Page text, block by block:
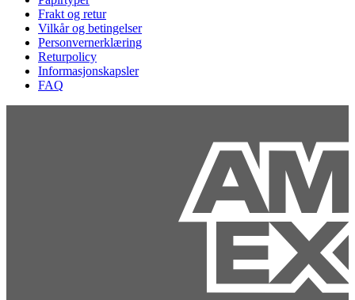
Frakt og retur
Vilkår og betingelser
Personvernerklæring
Returpolicy
Informasjonskapsler
FAQ